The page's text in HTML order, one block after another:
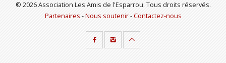
© 2026 Association Les Amis de l'Esparrou. Tous droits réservés.
Partenaires -Nous soutenir-Contactez-nous